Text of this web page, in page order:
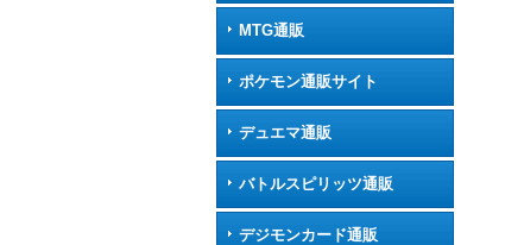
MTG通販
ポケモン通販サイト
デュエマ通販
バトルスピリッツ通販
デジモンカード通販